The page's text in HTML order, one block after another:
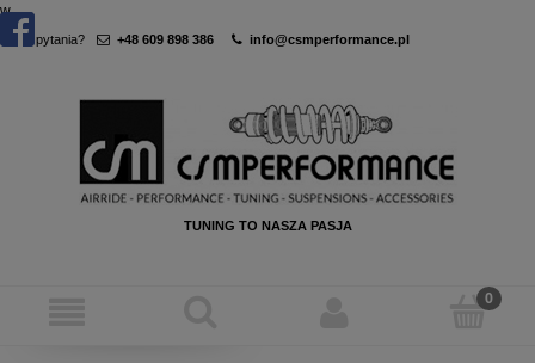
w
Masz pytania? +48 609 898 386 info@csmperformance.pl
TUNING TO NASZA PASJA